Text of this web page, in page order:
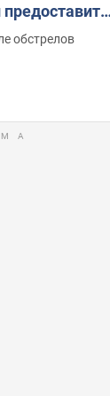
доступ к
обстрелов